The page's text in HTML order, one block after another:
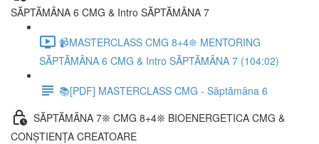
SĂPTĂMÂNA 6 CMG & Intro SĂPTĂMÂNA 7
📹MASTERCLASS CMG 8+4❊ MENTORING
SĂPTĂMÂNA 6 CMG & Intro SĂPTĂMÂNA 7 (104:02)
📚[PDF] MASTERCLASS CMG - Săptămâna 6
SĂPTĂMÂNA 7❊ CMG 8+4❊ BIOENERGETICA CMG &
CONȘTIENȚA CREATOARE